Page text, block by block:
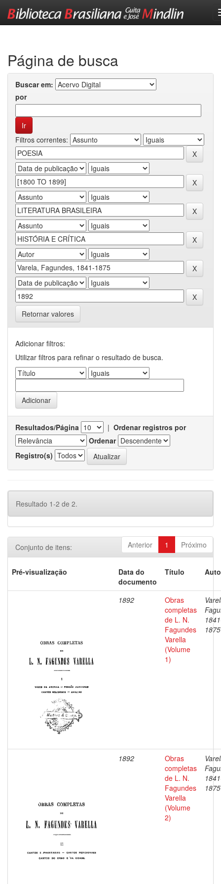
Página de busca
Buscar em:
por
Filtros correntes:
Retornar valores
Adicionar filtros:
Utilizar filtros para refinar o resultado de busca.
Resultados/Página | Ordenar registros por
Ordenar
Registro(s)
Resultado 1-2 de 2.
Anterior 1 Próximo
Conjunto de itens:
Pré-visualização
Data do
documento
Título
1892
Obras
completas
de L. N.
Fagundes
Varella
(Volume
1)
1875
1892
Obras
completas
de L. N.
Fagundes
Varella
(Volume
2)
1875